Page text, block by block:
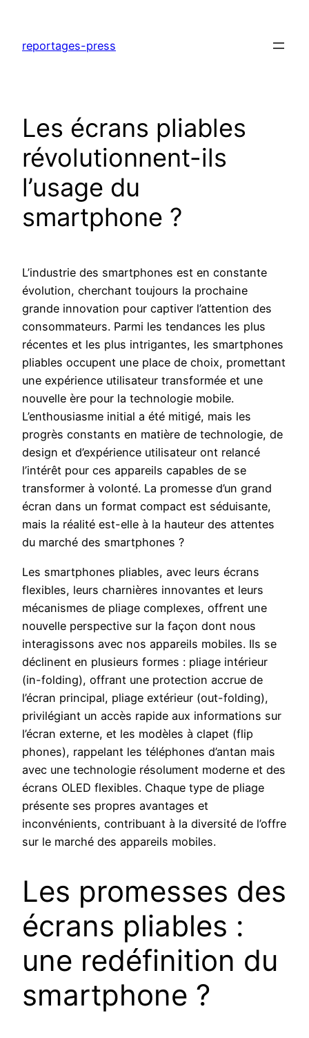
contenu
reportages-press
Les écrans pliables
révolutionnent-ils
l’usage du
smartphone ?
L’industrie des smartphones est en constante
évolution, cherchant toujours la prochaine
grande innovation pour captiver l’attention des
consommateurs. Parmi les tendances les plus
récentes et les plus intrigantes, les smartphones
pliables occupent une place de choix, promettant
une expérience utilisateur transformée et une
nouvelle ère pour la technologie mobile.
L’enthousiasme initial a été mitigé, mais les
progrès constants en matière de technologie, de
design et d’expérience utilisateur ont relancé
l’intérêt pour ces appareils capables de se
transformer à volonté. La promesse d’un grand
écran dans un format compact est séduisante,
mais la réalité est-elle à la hauteur des attentes
du marché des smartphones ?
Les smartphones pliables, avec leurs écrans
flexibles, leurs charnières innovantes et leurs
mécanismes de pliage complexes, offrent une
nouvelle perspective sur la façon dont nous
interagissons avec nos appareils mobiles. Ils se
déclinent en plusieurs formes : pliage intérieur
(in-folding), offrant une protection accrue de
l’écran principal, pliage extérieur (out-folding),
privilégiant un accès rapide aux informations sur
l’écran externe, et les modèles à clapet (flip
phones), rappelant les téléphones d’antan mais
avec une technologie résolument moderne et des
écrans OLED flexibles. Chaque type de pliage
présente ses propres avantages et
inconvénients, contribuant à la diversité de l’offre
sur le marché des appareils mobiles.
Les promesses des
écrans pliables :
une redéfinition du
smartphone ?